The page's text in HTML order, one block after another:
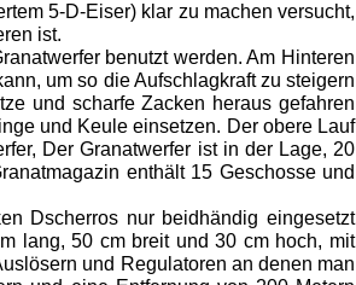
5-D-Eiser) klar zu ma­chen versucht,
ist.
benutzt werden. Am Hinteren
um so die Aufschlag­kraft zu steigern
und scharfe Zacken heraus gefahren
und Keule einset­zen. Der obere Lauf
Der Granat­werfer ist in der Lage, 20
enthält 15 Geschosse und
Dscherros nur beidhändig eingesetzt
lang, 50 cm breit und 30 cm hoch, mit
und Regulatoren an de­nen man